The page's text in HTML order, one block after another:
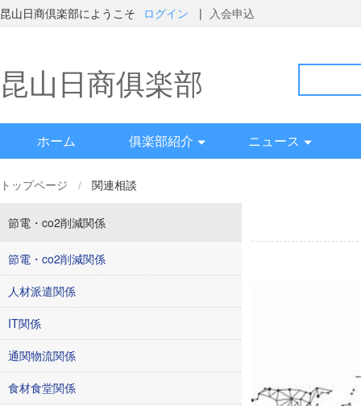
昆山日商倶楽部にようこそ ログイン | 入会申込
昆山日商俱楽部
ホーム 俱楽部紹介 ニュース
トップページ / 関連相談
節電・co2削減関係
節電・co2削減関係
人材派遣関係
IT関係
通関物流関係
食材食堂関係